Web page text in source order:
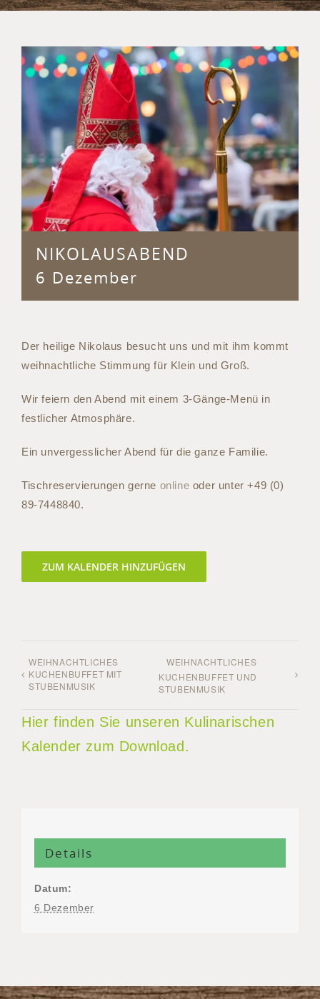
NIKOLAUSABEND
6 Dezember
Der heilige Nikolaus besucht uns und mit ihm kommt
weihnachtliche Stimmung für Klein und Groß.
Wir feiern den Abend mit einem 3-Gänge-Menü in
festlicher Atmosphäre.
Ein unvergesslicher Abend für die ganze Familie.
Tischreservierungen gerne online oder unter+49 (0)
89-7448840.
ZUM KALENDER HINZUFÜGEN
WEIHNACHTLICHES
KUCHENBUFFET MIT
STUBENMUSIK
WEIHNACHTLICHES
KUCHENBUFFET UND
STUBENMUSIK
Hier finden Sie unseren Kulinarischen
Kalender zum Download.
Details
Datum:
6 Dezember